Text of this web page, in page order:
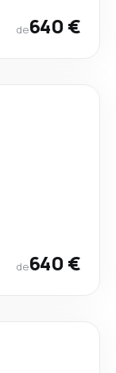
de640 €
de640 €